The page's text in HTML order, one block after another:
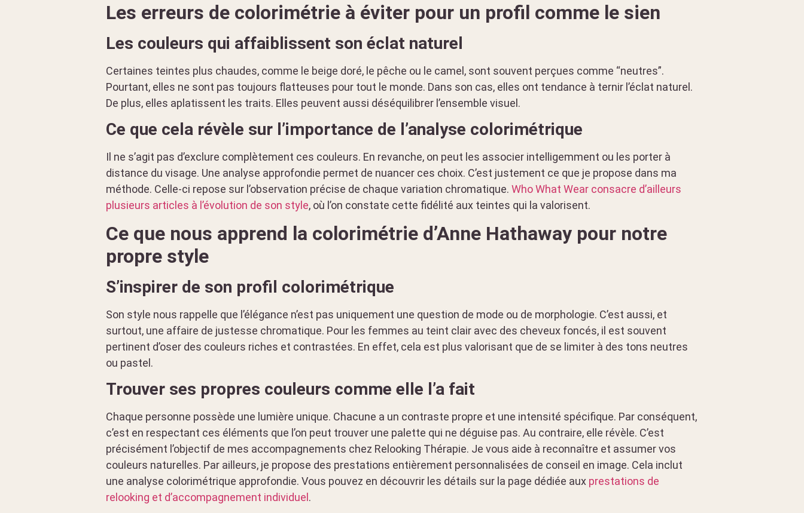
Les erreurs de colorimétrie à éviter pour un profil comme le sien
Les couleurs qui affaiblissent son éclat naturel
Certaines teintes plus chaudes, comme le beige doré, le pêche ou le camel, sont souvent perçues comme “neutres”.
Pourtant, elles ne sont pas toujours flatteuses pour tout le monde. Dans son cas, elles ont tendance à ternir l’éclat naturel.
De plus, elles aplatissent les traits. Elles peuvent aussi déséquilibrer l’ensemble visuel.
Ce que cela révèle sur l’importance de l’analyse colorimétrique
Il ne s’agit pas d’exclure complètement ces couleurs. En revanche, on peut les associer intelligemment ou les porter à
distance du visage. Une analyse approfondie permet de nuancer ces choix. C’est justement ce que je propose dans ma
méthode. Celle-ci repose sur l’observation précise de chaque variation chromatique. Who What Wear consacre d’ailleurs
plusieurs articles à l’évolution de son style, où l’on constate cette fidélité aux teintes qui la valorisent.
Ce que nous apprend la colorimétrie d’Anne Hathaway pour notre
propre style
S’inspirer de son profil colorimétrique
Son style nous rappelle que l’élégance n’est pas uniquement une question de mode ou de morphologie. C’est aussi, et
surtout, une affaire de justesse chromatique. Pour les femmes au teint clair avec des cheveux foncés, il est souvent
pertinent d’oser des couleurs riches et contrastées. En effet, cela est plus valorisant que de se limiter à des tons neutres
ou pastel.
Trouver ses propres couleurs comme elle l’a fait
Chaque personne possède une lumière unique. Chacune a un contraste propre et une intensité spécifique. Par conséquent,
c’est en respectant ces éléments que l’on peut trouver une palette qui ne déguise pas. Au contraire, elle révèle. C’est
précisément l’objectif de mes accompagnements chez Relooking Thérapie. Je vous aide à reconnaître et assumer vos
couleurs naturelles. Par ailleurs, je propose des prestations entièrement personnalisées de conseil en image. Cela inclut
une analyse colorimétrique approfondie. Vous pouvez en découvrir les détails sur la page dédiée aux prestations de
relooking et d’accompagnement individuel .